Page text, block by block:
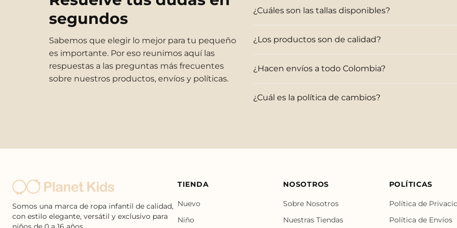
segundos
Sabemos que elegir lo mejor para tu pequeño
es importante. Por eso reunimos aquí las
respuestas a las preguntas más frecuentes
sobre nuestros productos, envíos y políticas.
¿Cuáles son las tallas disponibles?
¿Los productos son de calidad?
¿Hacen envíos a todo Colombia?
¿Cuál es la política de cambios?
Somos una marca de ropa infantil de calidad,
con estilo elegante, versátil y exclusivo para
TIENDA
Nuevo
Niño
NOSOTROS
Sobre Nosotros
Nuestras Tiendas
POLÍTICAS
Política de
Política de Envíos